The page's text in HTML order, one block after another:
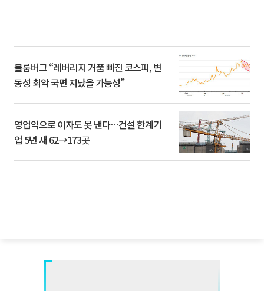
블룸버그 “레버리지 거품 빠진 코스피, 변
동성 최악 국면 지났을 가능성”
영업익으로 이자도 못 낸다…건설 한계기
업 5년 새 62→173곳